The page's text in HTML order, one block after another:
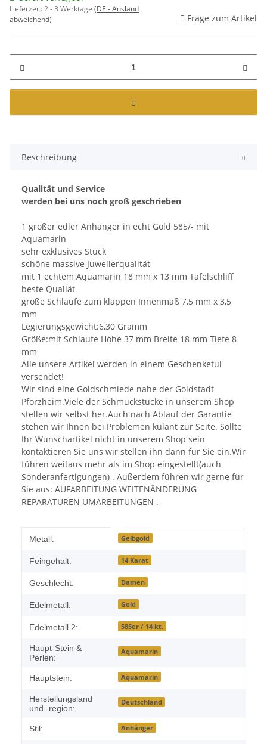
Lieferzeit:2 - 3 Werktage (DE - Ausland
abweichend)
Frage zum Artikel
Beschreibung
Qualität und Service
werden bei uns noch groß geschrieben
1 großer edler Anhänger in echt Gold 585/- mit
Aquamarin
sehr exklusives Stück
schöne massive Juwelierqualität
mit 1 echtem Aquamarin 18 mm x 13 mm Tafelschliff
beste Qualiät
große Schlaufe zum klappen Innenmaß 7,5 mm x 3,5
mm
Legierungsgewicht:6,30 Gramm
Größe:mit Schlaufe Höhe 37 mm Breite 18 mm Tiefe 8
mm
Alle unsere Artikel werden in einem Geschenketui
versendet!
Wir sind eine Goldschmiede nahe der Goldstadt
Pforzheim.Viele der Schmuckstücke in unserem Shop
stellen wir selbst her.Auch nach Ablauf der Garantie
stehen wir Ihnen bei Problemen kulant zur Seite. Sollte
Ihr Wunschartikel nicht in unserem Shop sein
kontaktieren Sie uns wir stellen ihn dann für Sie ein.Wir
führen weitaus mehr als im Shop eingestellt(auch
Sonderanfertigungen) . Außerdem führen wir gerne für
Sie aus: AUFARBEITUNG WEITENÄNDERUNG
REPARATUREN UMARBEITUNGEN .
Produkteigenschaft
Wert
Metall: Gelbgold
Feingehalt: 14 Karat
Geschlecht: Damen
Edelmetall: Gold
Edelmetall 2: 585er / 14 kt.
Haupt-Stein &
Perlen:
Aquamarin
Hauptstein: Aquamarin
Herstellungsland
und -region:
Deutschland
Stil: Anhänger